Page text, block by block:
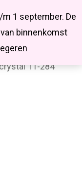
1 september. De
binnenkomst
searchaccount
Miyuki
11-284
Close